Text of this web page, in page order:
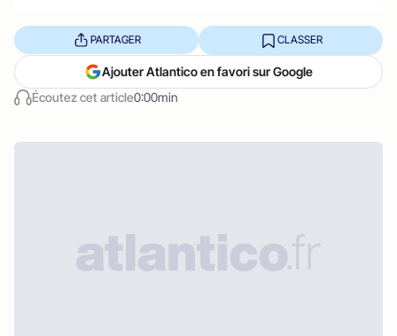
Écoutez cet article0:00min
PARTAGER CLASSER
Ajouter Atlantico en favori sur Google